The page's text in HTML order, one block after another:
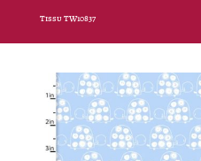
Tissu TW10837